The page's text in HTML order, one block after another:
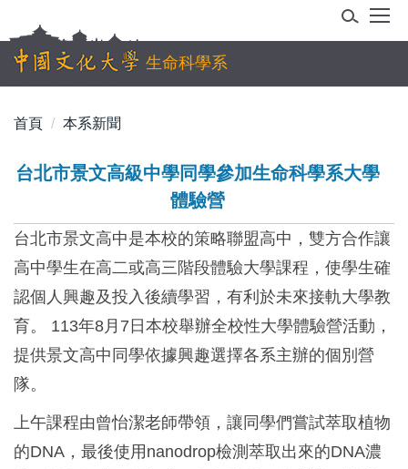
到
主
容
生命科學系
首頁 本系新聞
台北市景文高級中學同學參加生命科學系大學
體驗營
台北市景文高中是本校的策略聯盟高中，雙方合作讓
高中學生在高二或高三階段體驗大學課程，使學生確
認個人興趣及投入後續學習，有利於未來接軌大學教
育。 113年8月7日本校舉辦全校性大學體驗營活動，
提供景文高中同學依據興趣選擇各系主辦的個別營
隊。
上午課程由曾怡潔老師帶領，讓同學們嘗試萃取植物
的DNA，最後使用nanodrop檢測萃取出來的DNA濃